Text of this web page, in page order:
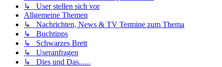
↳ User stellen sich vor
Allgemeine Themen
↳ Nachrichten, News & TV Termine zum Thema
↳ Buchtipps
↳ Schwarzes Brett
↳ Useranfragen
↳ Dies und Das......